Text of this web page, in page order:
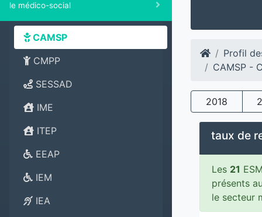
le médico-social
CAMSP
CMPP
SESSAD
IME
ITEP
EEAP
IEM
IEA
Profil
CAMSP -
2018
taux de
Les 21
présents
le secteur